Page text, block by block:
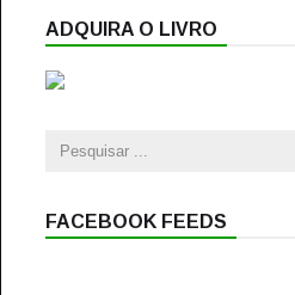
ADQUIRA O LIVRO
FACEBOOK FEEDS